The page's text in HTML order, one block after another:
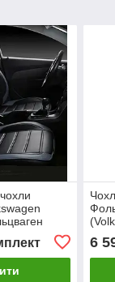
MAX-L
6